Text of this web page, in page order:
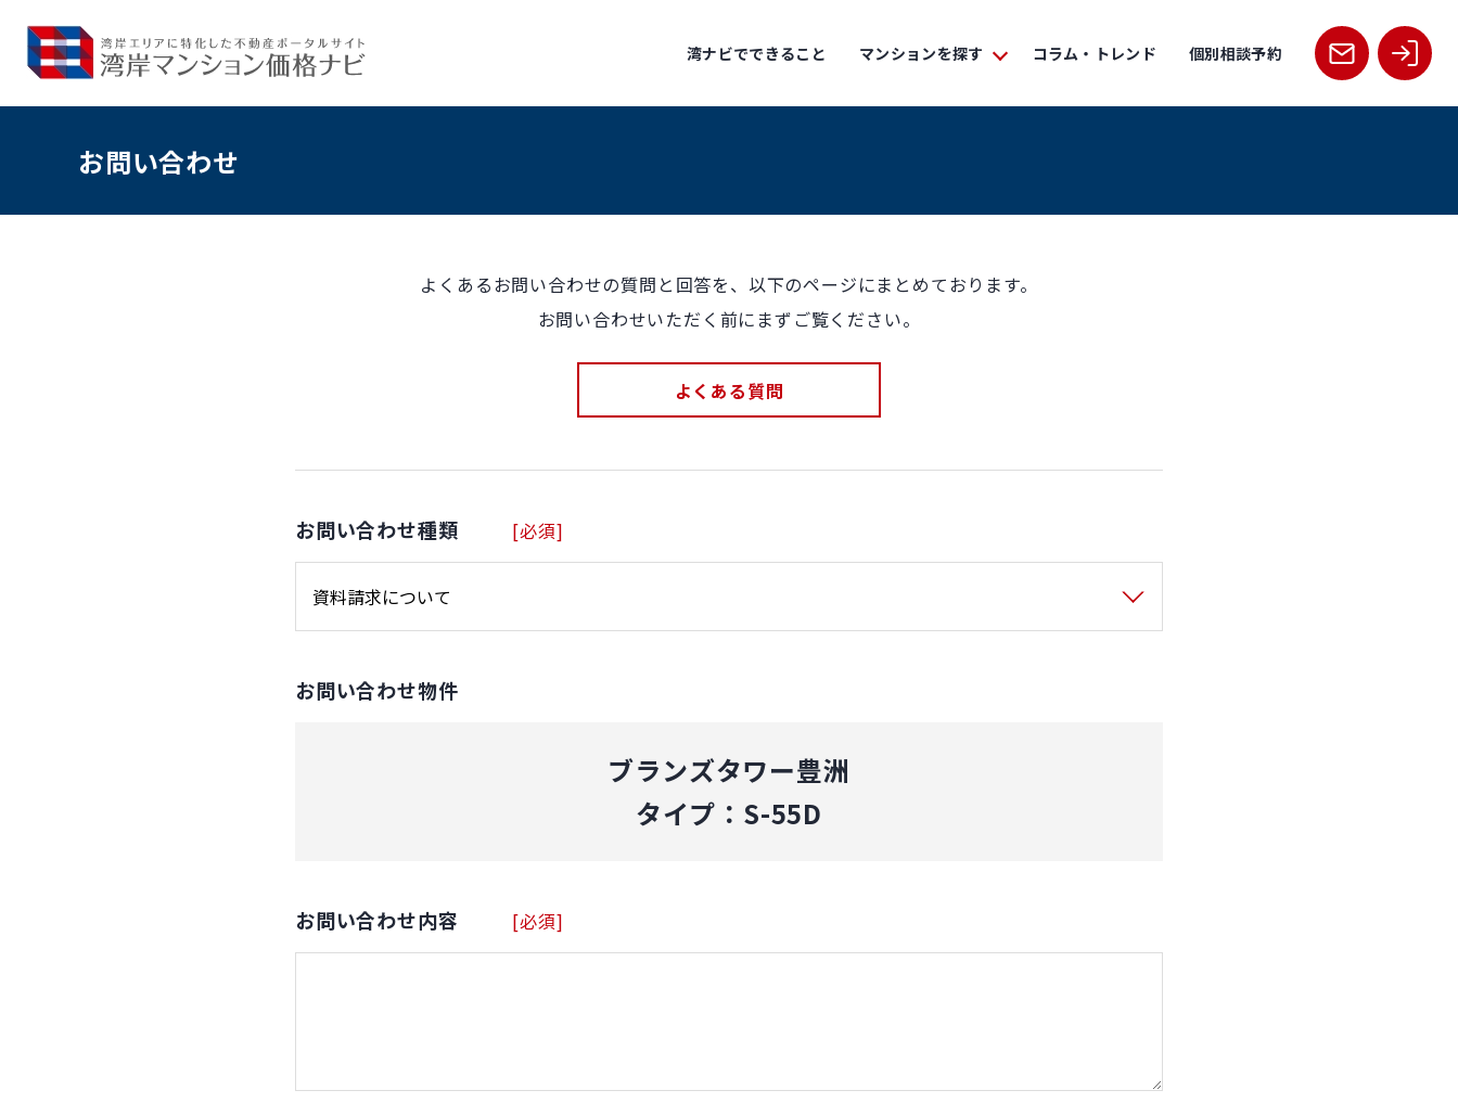
湾ナビでできること マンションを探す コラム・トレンド 個別相談予約
お問い合わせ
よくあるお問い合わせの質問と回答を、以下のページにまとめております。
お問い合わせいただく前にまずご覧ください。
よくある質問
お問い合わせ種類 [必須]
お問い合わせ物件
ブランズタワー豊洲
タイプ：S-55D
お問い合わせ内容 [必須]